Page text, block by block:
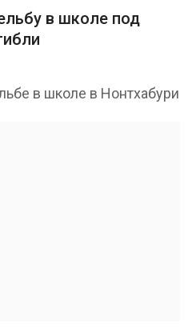
в школе под
в школе в Нонтхабури